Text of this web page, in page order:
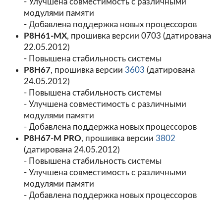
- Улучшена совместимость с различными
модулями памяти
- Добавлена поддержка новых процессоров
P8H61-MX, прошивка версии 0703 (датирована
22.05.2012)
- Повышена стабильность системы
P8H67, прошивка версии 3603 (датирована
24.05.2012)
- Повышена стабильность системы
- Улучшена совместимость с различными
модулями памяти
- Добавлена поддержка новых процессоров
P8H67-M PRO, прошивка версии 3802
(датирована 24.05.2012)
- Повышена стабильность системы
- Улучшена совместимость с различными
модулями памяти
- Добавлена поддержка новых процессоров